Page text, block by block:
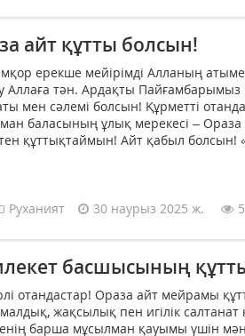
айт құтты болсын!
ерекше мейірім­ді Алланың
Аллаға тән. Ардақты
мен сәлемі болсын! Құрметті
баласының ұлық мерекесі –
құттықтаймын! Айт қабыл болсын!
Руханият 30 наурыз 2025 ж.
басшысының
отандастар! Ораза айт мейрамы
жақсылық пен игілік салтанат
барша мұсылман қауымы үшін